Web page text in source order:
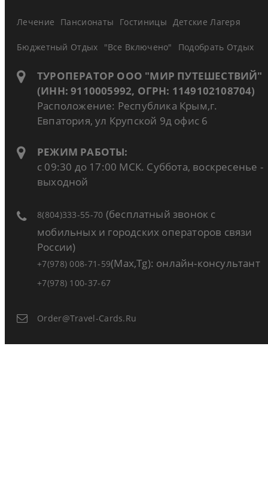
Лечение Пансионаты Гостиницы Детские Лагеря
Бюджетный Отдых "Все Включено" Подобрать Отдых
ТУРОПЕРАТОР ООО "МИР ПУТЕШЕСТВИЙ"
(ИНН: 9110005992, ОГРН: 1149102108704)
Расположение: Республика Крым,г.
Евпатория, ул Крупской 9д офис 6
РЕЖИМ РАБОТЫ:
с 09:30 до 17:00 МСК. Суббота, воскресенье -
выходной
8(804)333-55-70 (бесплатный звонок с
мобильных и городских операторов связи
России)
+7(978) 008-71-59(Max,Tg): онлайн-консультант
+7(978) 100-37-67
Order@travel-Cards.ru